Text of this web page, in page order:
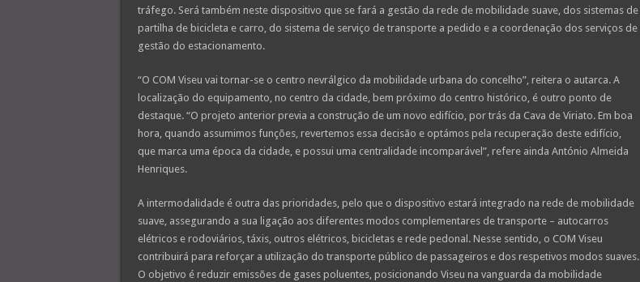
tráfego. Será também neste dispositivo que se fará a gestão da rede de mobilidade suave, dos sistemas de
partilha de bicicleta e carro, do sistema de serviço de transporte a pedido e a coordenação dos serviços de
gestão do estacionamento.
“O COM Viseu vai tornar-se o centro nevrálgico da mobilidade urbana do concelho”, reitera o autarca. A
localização do equipamento, no centro da cidade, bem próximo do centro histórico, é outro ponto de
destaque. “O projeto anterior previa a construção de um novo edifício, por trás da Cava de Viriato. Em boa
hora, quando assumimos funções, revertemos essa decisão e optámos pela recuperação deste edifício,
que marca uma época da cidade, e possui uma centralidade incomparável”, refere ainda António Almeida
Henriques.
A intermodalidade é outra das prioridades, pelo que o dispositivo estará integrado na rede de mobilidade
suave, assegurando a sua ligação aos diferentes modos complementares de transporte – autocarros
elétricos e rodoviários, táxis, outros elétricos, bicicletas e rede pedonal. Nesse sentido, o COM Viseu
contribuirá para reforçar a utilização do transporte público de passageiros e dos respetivos modos suaves.
O objetivo é reduzir emissões de gases poluentes, posicionando Viseu na vanguarda da mobilidade